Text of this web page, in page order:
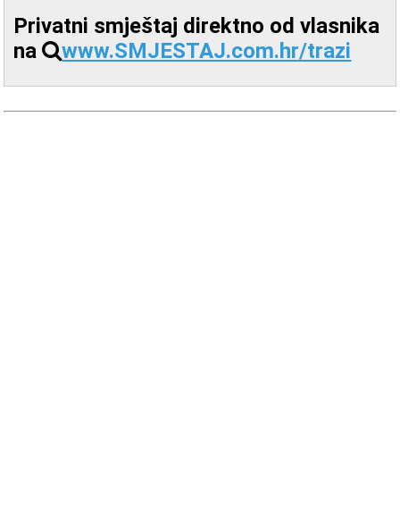
Privatni smještaj direktno od vlasnika
na
www.SMJESTAJ.com.hr/trazi